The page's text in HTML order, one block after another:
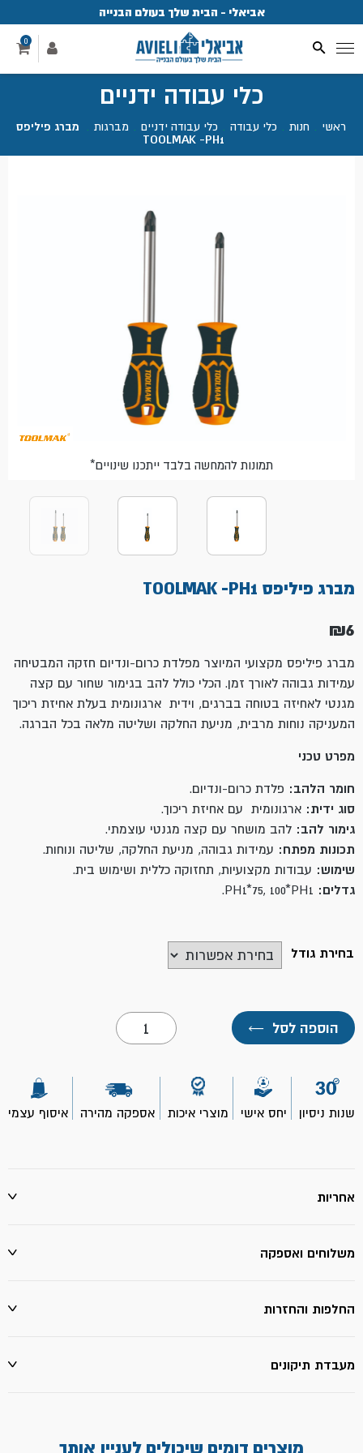
אביאלי - הבית שלך בעולם הבנייה
0
כלי עבודה ידניים
ראשי חנות כלי עבודה כלי עבודה ידניים מברגות
מברג פיליפס
TOOLMAK -PH1
מברג פיליפס TOOLMAK -PH1
₪6
מברג פיליפס מקצועי המיוצר מפלדת כרום-ונדיום חזקה המבטיחה
עמידות גבוהה לאורך זמן. הכלי כולל להב בגימור שחור עם קצה
מגנטי לאחיזה בטוחה בברגים, וידית ארגונומית בעלת אחיזת ריכוך
המעניקה נוחות מרבית, מניעת החלקה ושליטה מלאה בכל הברגה.
מפרט טכני
חומר הלהב: פלדת כרום-ונדיום.
סוג ידית: ארגונומית עם אחיזת ריכוך.
גימור להב: להב מושחר עם קצה מגנטי עוצמתי.
תכונות מפתח: עמידות גבוהה, מניעת החלקה, שליטה ונוחות.
שימוש: עבודות מקצועיות, תחזוקה כללית ושימוש בית.
גדלים: PH1*75, 100*PH1.
בחירת גודל
הוספה לסל ←
כמות
של
מברג
TOOLMAK
שנות ניסיון יחס אישי מוצרי איכות אספקה מהירה איסוף עצמי
אחריות
משלוחים ואספקה
החלפות והחזרות
מעבדת תיקונים
*תמונות להמחשה בלבד ייתכנו שינויים
מוצרים דומים שיכולים לעניין אותך